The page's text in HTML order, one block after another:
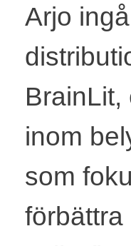
Arjo
BrainLit,
inom
som
förbättra